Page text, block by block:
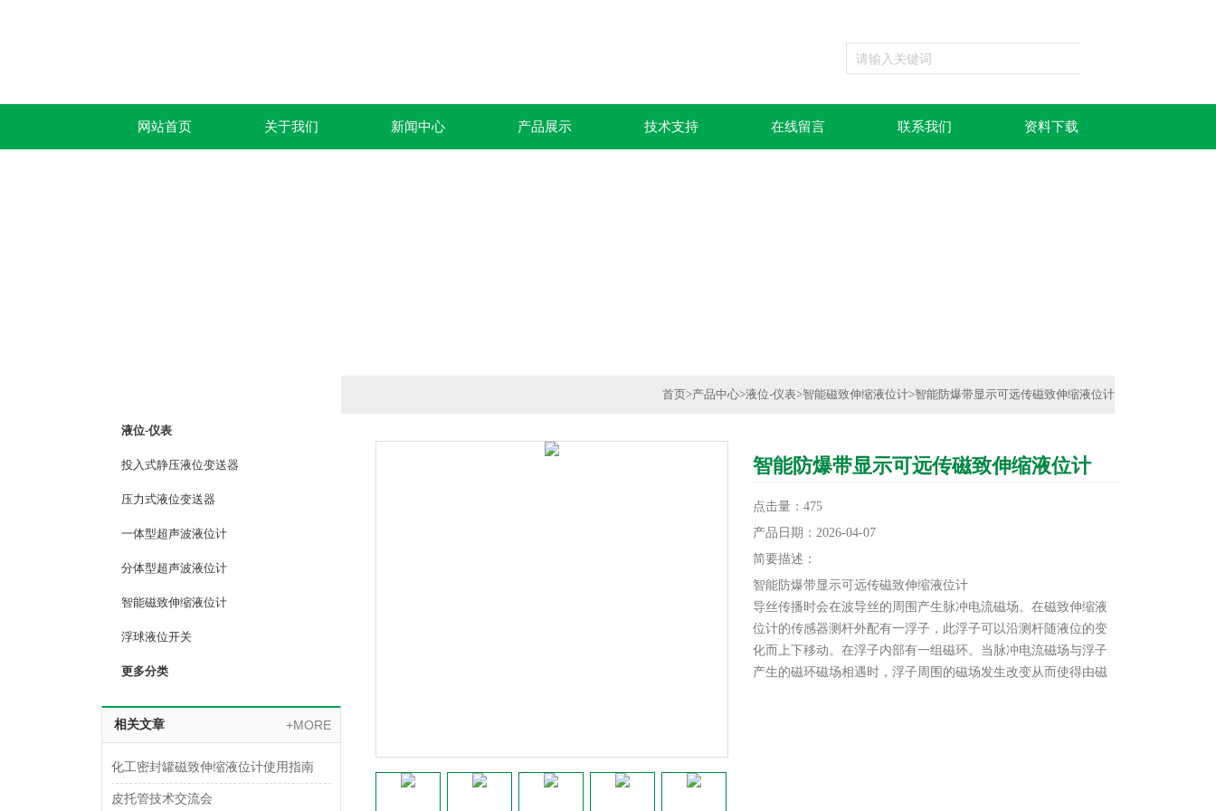
网站首页 关于我们 新闻中心 产品展示 技术支持 在线留言 联系我们 资料下载
液位-仪表
投入式静压液位变送器
压力式液位变送器
一体型超声波液位计
分体型超声波液位计
智能磁致伸缩液位计
浮球液位开关
更多分类
相关文章 +MORE
化工密封罐磁致伸缩液位计使用指南
皮托管技术交流会
首页>产品中心>液位-仪表>智能磁致伸缩液位计>智能防爆带显示可远传磁致伸缩液位计
智能防爆带显示可远传磁致伸缩液位计
点击量：475
产品日期：2026-04-07
简要描述：
智能防爆带显示可远传磁致伸缩液位计
导丝传播时会在波导丝的周围产生脉冲电流磁场。在磁致伸缩液
位计的传感器测杆外配有一浮子，此浮子可以沿测杆随液位的变
化而上下移动。在浮子内部有一组磁环。当脉冲电流磁场与浮子
产生的磁环磁场相遇时，浮子周围的磁场发生改变从而使得由磁